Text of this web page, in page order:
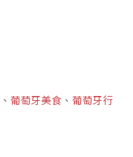
、葡萄牙美食 、葡萄牙行